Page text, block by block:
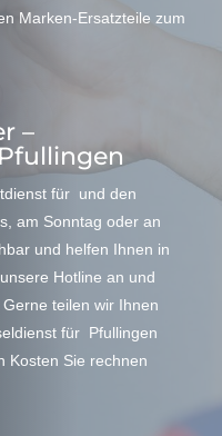
Marken-Ersatzteile zum
–
für und den
am Sonntag oder an
und helfen Ihnen in
Hotline an und
teilen wir Ihnen
für Pfullingen
Kosten Sie rechnen